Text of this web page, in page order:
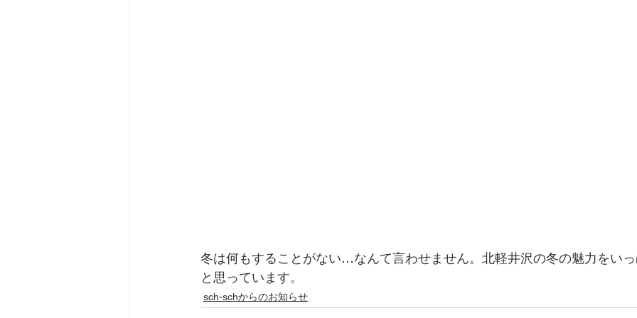
冬は何もすることがない…なんて言わせません。北軽井沢の冬の魅力をい
と思っています。
sch-schからのお知らせ